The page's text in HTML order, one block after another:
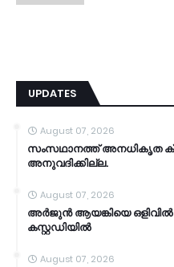
UPDATES
August 07, 2026
സംസഥാനത്ത് അനധികൃത
അനുവദിക്കില്ല.
August 07, 2026
അര്‍ജുന്‍ ആയങ്കിയെ
കസ്റ്റഡിയിൽ
August 07, 2026